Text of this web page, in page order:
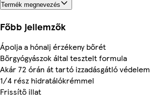
Termék megnevezés
Főbb jellemzők
Ápolja a hónalj érzékeny bőrét
Bőrgyógyászok által tesztelt formula
Akár 72 órán át tartó izzadásgátló védelem
1/4 rész hidratálókrémmel
Frissítő illat